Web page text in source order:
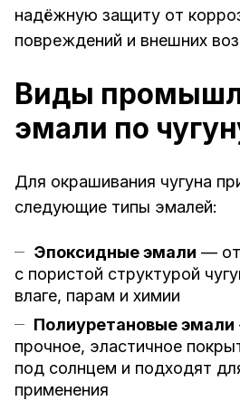
надёжную защиту от
повреждений и внешних
Виды
эмали по
Для окрашивания чугуна
следующие типы эмалей:
Эпоксидные эмали —
с пористой структурой
влаге, парам и химии
Полиуретановые эмали
прочное, эластичное
под солнцем и подходят
применения